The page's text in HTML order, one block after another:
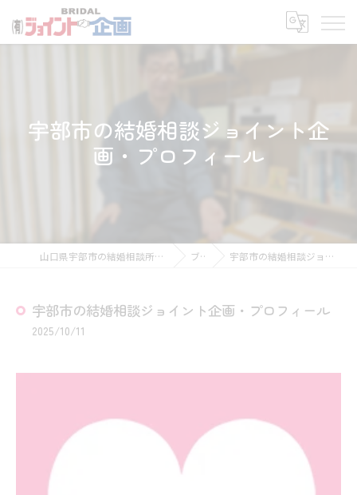
宇部市の結婚相談ジョイント企
画・プロフィール
山口県宇部市の結婚相談所なら有限会社ジョイント企画 ブログ 宇部市の結婚相談ジョイント企画・プロフィール
宇部市の結婚相談ジョイント企画・プロフィール
2025/10/11